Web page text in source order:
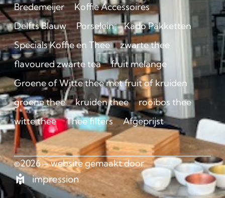
Bredemeijer
Koffie Accessoires
Delfts Blauw
Porselein
Kado Pakketten
Specials Koffie en Thee
zwarte thee
flavoured zwarte tea
fruit melange
Groene of Witte thee met fruit of kruiden
groene thee
kruiden thee
rooibos thee
witte thee
Thee filters Afgeprijst
©2026 – website gemaakt door
impression